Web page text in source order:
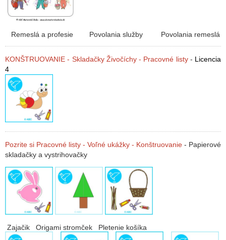
Remeslá a profesie Povolania služby Povolania remeslá
KONŠTRUOVANIE - Skladačky Živočíchy - Pracovné listy - Licencia
4
Pozrite si Pracovné listy - Voľné ukážky - Konštruovanie - Papierové
skladačky a vystrihovačky
Zajačik Origami stromček Pletenie košíka